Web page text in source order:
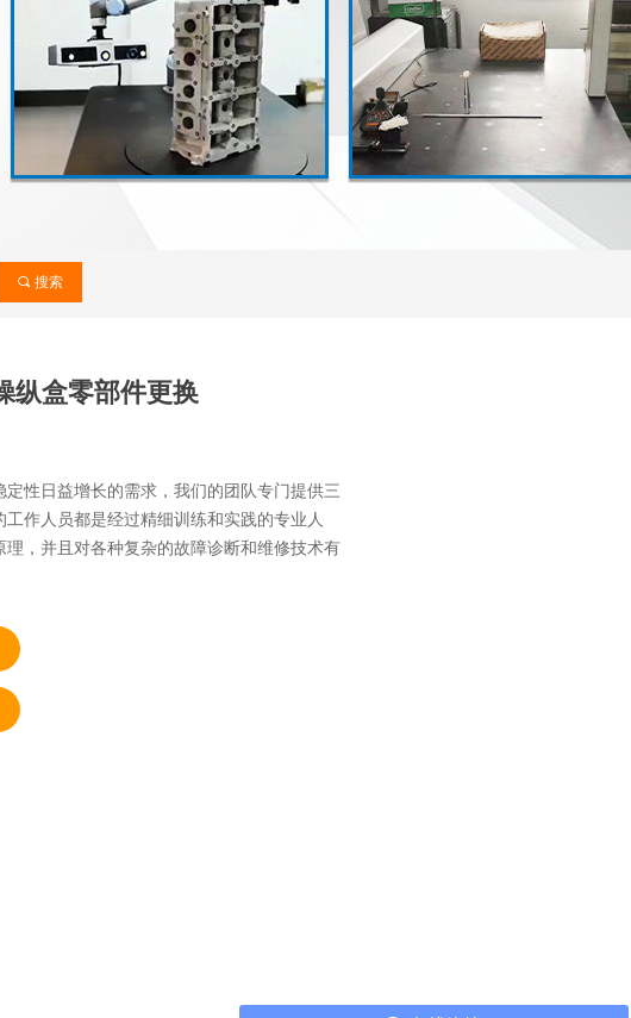
끠 搜索
纵盒零部件更换
性日益增长的需求，我们的团队专门提供三
作人员都是经过精细训练和实践的专业人
理，并且对各种复杂的故障诊断和维修技术有